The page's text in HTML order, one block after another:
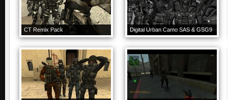
CT Remix Pack Digital Urban Camo SAS & GSG9